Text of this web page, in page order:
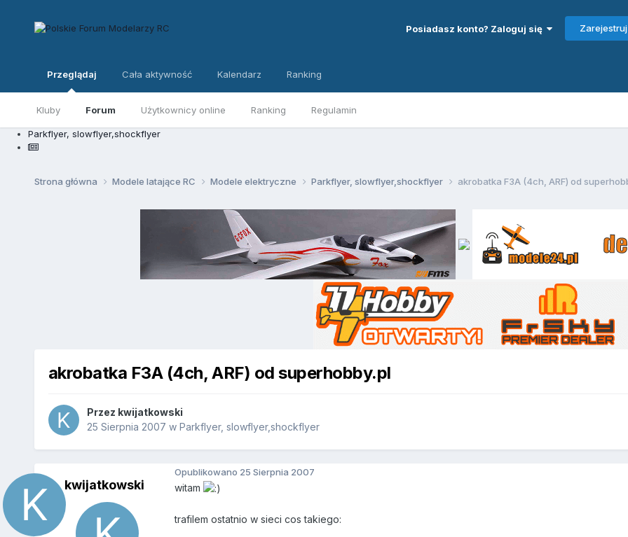
Posiadasz konto? Zaloguj się
Przeglądaj
Kluby Forum Użytkownicy online Ranking Regulamin
Cała aktywność Kalendarz Ranking
Parkflyer, slowflyer,shockflyer
Strona główna Modele latające RC Modele elektryczne Parkflyer, slowflyer,shockflyer akrobatka F3A (4ch, ARF) od
akrobatka F3A (4ch, ARF) od superhobby.pl
Przez kwijatkowski
25 Sierpnia 2007 w Parkflyer, slowflyer,shockflyer
kwijatkowski
Opublikowano 25 Sierpnia 2007
witam
trafilem ostatnio w sieci cos takiego: